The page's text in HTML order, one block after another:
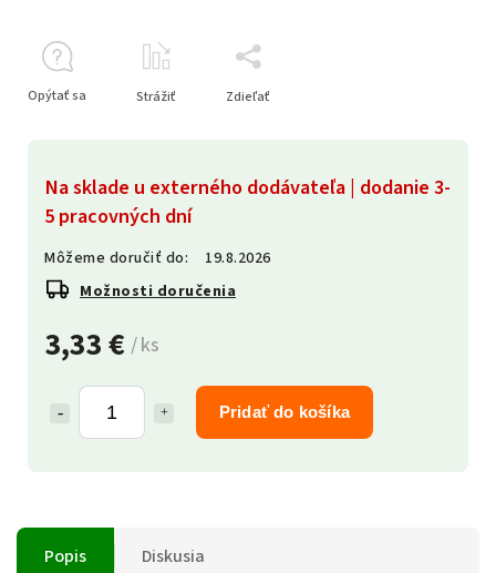
3,33 € / ks
Pridať do košíka
Na sklade u externého dodávateľa | dodanie 3-
5 pracovných dní
Môžeme doručiť do:
19.8.2026
Možnosti doručenia
Opýtať sa Strážiť Zdieľať
Popis Diskusia